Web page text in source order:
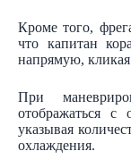
Кроме того,
что капитан
напрямую,
При
отображаться с
указывая
охлаждения.